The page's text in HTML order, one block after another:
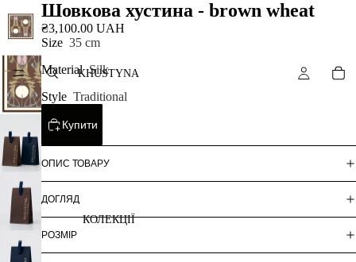
KHUSTYNA
КОЛЕКЦІЇ
Шовкова хустина - brown wheat
₴3,100.00 UAH
Size 35 cm
Material Silk
Style Traditional
Купити
ОПИС ТОВАРУ
ДОГЛЯД
РОЗМІР